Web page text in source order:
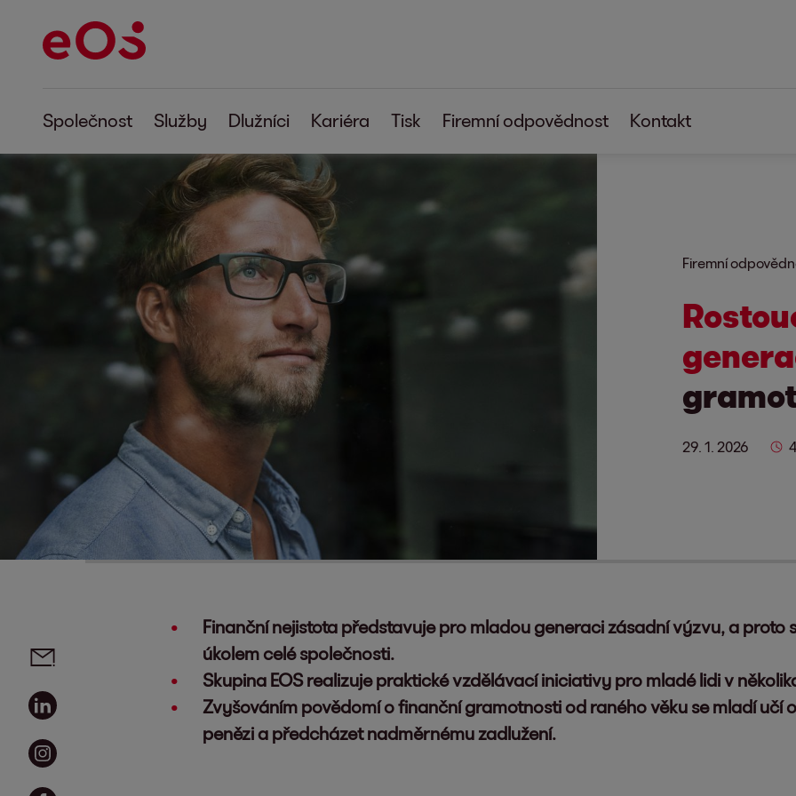
Společnost Služby Dlužníci Kariéra Tisk Firemní odpovědnost Kontakt
Firemní
29. 1. 2026
Finanční nejistota představuje pro mladou generaci zásadní výzvu, a proto
úkolem celé společnosti.
Skupina EOS realizuje praktické vzdělávací iniciativy pro mladé lidi v
Zvyšováním povědomí o finanční gramotnosti od raného věku se mladí učí
penězi a předcházet nadměrnému zadlužení.
Social media links - share article